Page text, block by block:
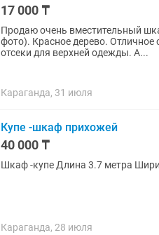
17 000 ₸
Продаю очень вместительный
фото). Красное дерево. Отличное состояние. Есть полки для обуви,
отсеки для верхней одежды. А...
Караганда, 31 июля
Купе -шкаф прихожей
40 000 ₸
Шкаф -купе Длина 3.7 метра
Караганда, 28 июля